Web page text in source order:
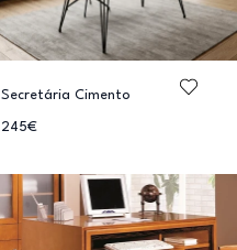
Secretária Cimento
245€